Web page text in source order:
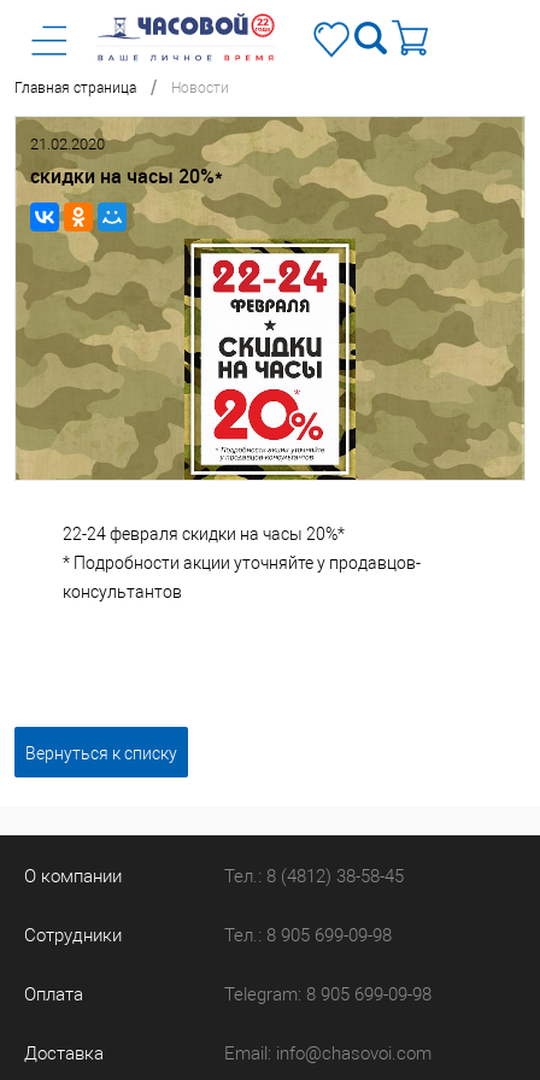
Главная страница / Новости
21.02.2020
скидки на часы 20%*
22-24 февраля скидки на часы 20%*
* Подробности акции уточняйте у продавцов-
консультантов
Вернуться к списку
О компании
Сотрудники
Оплата
Доставка
Тел.: 8 (4812) 38-58-45
Тел.: 8 905 699-09-98
Telegram: 8 905 699-09-98
Email: info@chasovoi.com